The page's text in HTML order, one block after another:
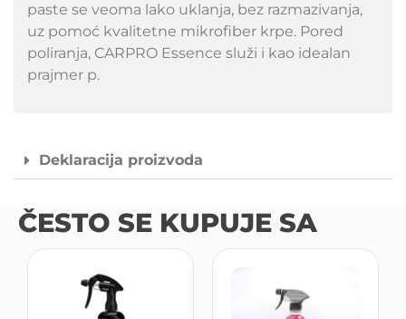
paste se veoma lako uklanja, bez razmazivanja,
uz pomoć kvalitetne mikrofiber krpe. Pored
poliranja, CARPRO Essence služi i kao idealan
prajmer p.
Deklaracija proizvoda
ČESTO SE KUPUJE SA